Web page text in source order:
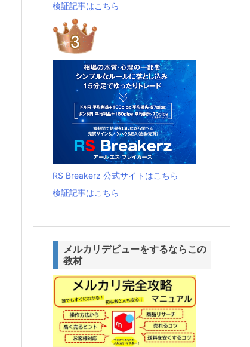
検証記事はこちら
RS Breakerz 公式サイトはこちら
検証記事はこちら
メルカリデビューをするならこの
教材